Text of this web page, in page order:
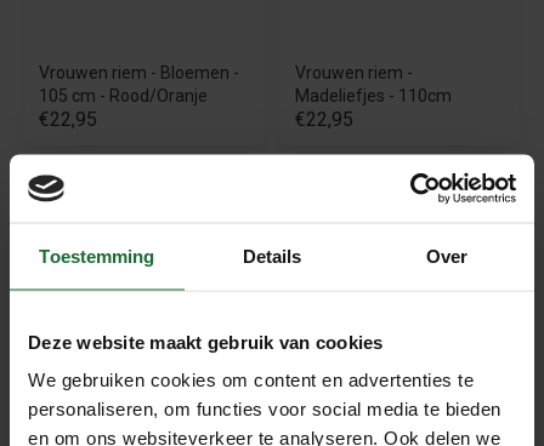
Toestemming Details Over
Deze website maakt gebruik van cookies
We gebruiken cookies om content en advertenties te
personaliseren, om functies voor social media te bieden
en om ons websiteverkeer te analyseren. Ook delen we
Vrouwen riem - Bloemen -
105 cm - Rood/Oranje
€22,95
Vrouwen riem -
Madeliefjes - 110cm
€22,95
Beschrijving
Kurk Riem – Natuurlijk – 100 cm –
Voor Vrouwen
perfecte combinatie van stijl en duurzaamheid.
Vervaardigd uit 100% natuurlijk kurk, is deze riem een licht
en comfortabel alternatief voor leer. Dankzij het neutrale